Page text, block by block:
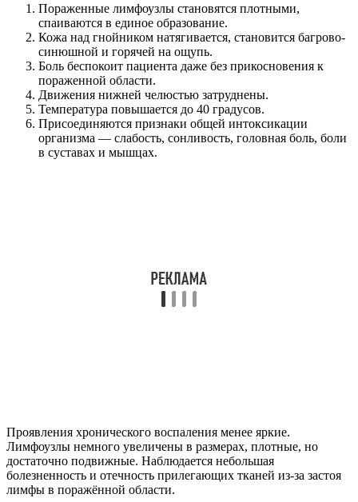
Пораженные лимфоузлы становятся плотными,
спаиваются в единое образование.
Кожа над гнойником натягивается, становится багрово-
синюшной и горячей на ощупь.
Боль беспокоит пациента даже без прикосновения к
пораженной области.
Движения нижней челюстью затруднены.
Температура повышается до 40 градусов.
Присоединяются признаки общей интоксикации
организма — слабость, сонливость, головная боль, боли
в суставах и мышцах.
Проявления хронического воспаления менее яркие.
Лимфоузлы немного увеличены в размерах, плотные, но
достаточно подвижные. Наблюдается небольшая
болезненность и отечность прилегающих тканей из-за застоя
лимфы в поражённой области.